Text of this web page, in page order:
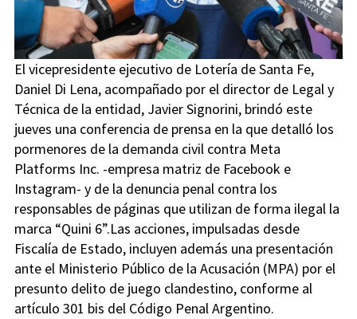
El vicepresidente ejecutivo de Lotería de Santa Fe,
Daniel Di Lena, acompañado por el director de Legal y
Técnica de la entidad, Javier Signorini, brindó este
jueves una conferencia de prensa en la que detalló los
pormenores de la demanda civil contra Meta
Platforms Inc. -empresa matriz de Facebook e
Instagram- y de la denuncia penal contra los
responsables de páginas que utilizan de forma ilegal la
marca “Quini 6”.Las acciones, impulsadas desde
Fiscalía de Estado, incluyen además una presentación
ante el Ministerio Público de la Acusación (MPA) por el
presunto delito de juego clandestino, conforme al
artículo 301 bis del Código Penal Argentino.